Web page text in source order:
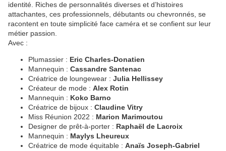
identité. Riches de personnalités diverses et d’histoires
attachantes, ces professionnels, débutants ou chevronnés, se
racontent en toute simplicité face caméra et se confient sur leur
métier passion.
Avec :
Plumassier : Eric Charles-Donatien
Mannequin : Cassandre Santenac
Créatrice de loungewear : Julia Hellissey
Créateur de mode : Alex Rotin
Mannequin : Koko Barno
Créatrice de bijoux : Claudine Vitry
Miss Réunion 2022 : Marion Marimoutou
Designer de prêt-à-porter : Raphaël de Lacroix
Mannequin : Maylys Lheureux
Créatrice de mode équitable : Anaïs Joseph-Gabriel